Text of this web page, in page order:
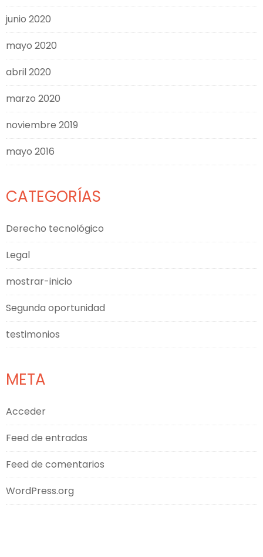
junio 2020
mayo 2020
abril 2020
marzo 2020
noviembre 2019
mayo 2016
CATEGORÍAS
Derecho tecnológico
Legal
mostrar-inicio
Segunda oportunidad
testimonios
META
Acceder
Feed de entradas
Feed de comentarios
WordPress.org